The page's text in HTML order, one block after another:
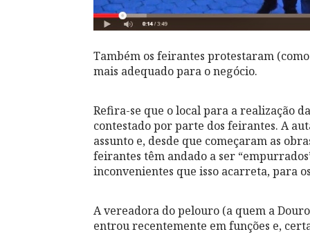
Também os feirantes protestaram
mais adequado para o negócio.
Refira-se que o local para a realização
contestado por parte dos feirantes. A
assunto e, desde que começaram as
feirantes têm andado a ser
inconvenientes que isso acarreta, para
A vereadora do pelouro (a quem a
entrou recentemente em funções e,